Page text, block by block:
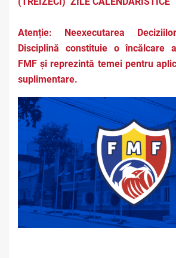
Atenție: Neexecutarea
Disciplină constituie o încălcare
FMF și reprezintă temei pentru
suplimentare.